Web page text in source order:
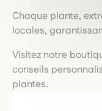
Chaque plante,
locales,
Visitez notre
conseils
plantes.